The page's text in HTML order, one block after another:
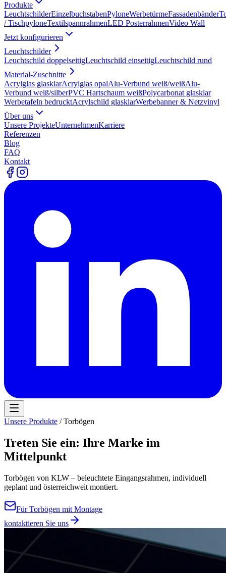
Produkte
LeuchtschilderEinzelbuchstabenPyloneWerbetürmeFassadenbänder
/ TischpyloneTextilspannrahmenLED PosterrahmenVideo Wall
Jetzt konfigurieren
Leuchtschilder
Leuchtschild doppelseitigLeuchtschild einseitigLeuchtschild rund
Material-Zuschnitte
Acrylglas glasklarAcrylglas opalAlu-Verbund weiß/weißAlu-
Verbund weiß/silberPVC Hartschaum weißPolycarbonat glasklar
Werbetafeln bedrucktAcrylschild glasklarWerbebanner & Netzvinyl
Über uns
Unsere ProjekteUnternehmenKarriere
Referenzen
Blog
FAQ
Kontakt
Unsere Produkte / Torbögen
Treten Sie ein: Ihre Marke im
Mittelpunkt
Torbögen von KLW – beleuchtete Eingangsrahmen, individuell
geplant und österreichweit montiert.
Für Torbögen mit Montage
kontaktieren Sie uns